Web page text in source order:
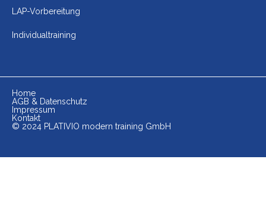
LAP-Vorbereitung
Individualtraining
Home
AGB & Datenschutz
Impressum
Kontakt
© 2024 PLATIVIO modern training GmbH